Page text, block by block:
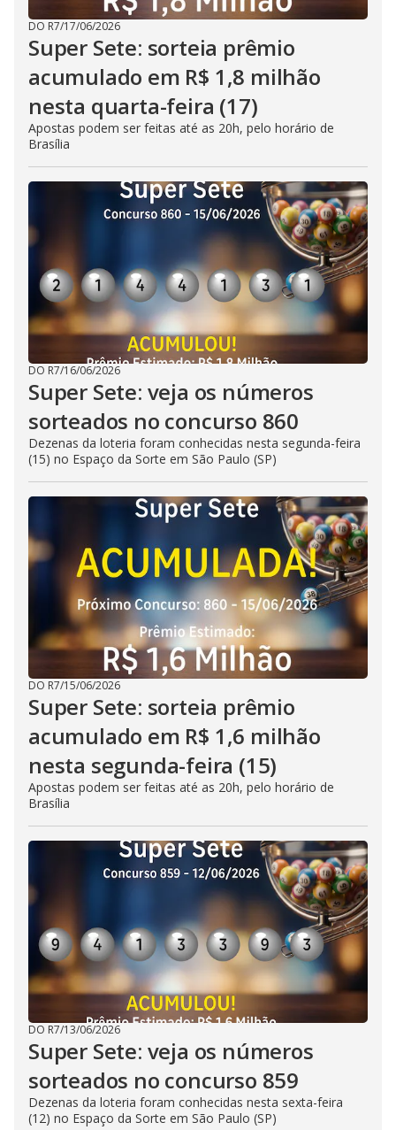
DO R7/17/06/2026
Super Sete: sorteia prêmio
acumulado em R$ 1,8 milhão
nesta quarta-feira (17)
Apostas podem ser feitas até as 20h, pelo horário de
Brasília
DO R7/16/06/2026
Super Sete: veja os números
sorteados no concurso 860
Dezenas da loteria foram conhecidas nesta segunda-feira
(15) no Espaço da Sorte em São Paulo (SP)
DO R7/15/06/2026
Super Sete: sorteia prêmio
acumulado em R$ 1,6 milhão
nesta segunda-feira (15)
Apostas podem ser feitas até as 20h, pelo horário de
Brasília
DO R7/13/06/2026
Super Sete: veja os números
sorteados no concurso 859
Dezenas da loteria foram conhecidas nesta sexta-feira
(12) no Espaço da Sorte em São Paulo (SP)